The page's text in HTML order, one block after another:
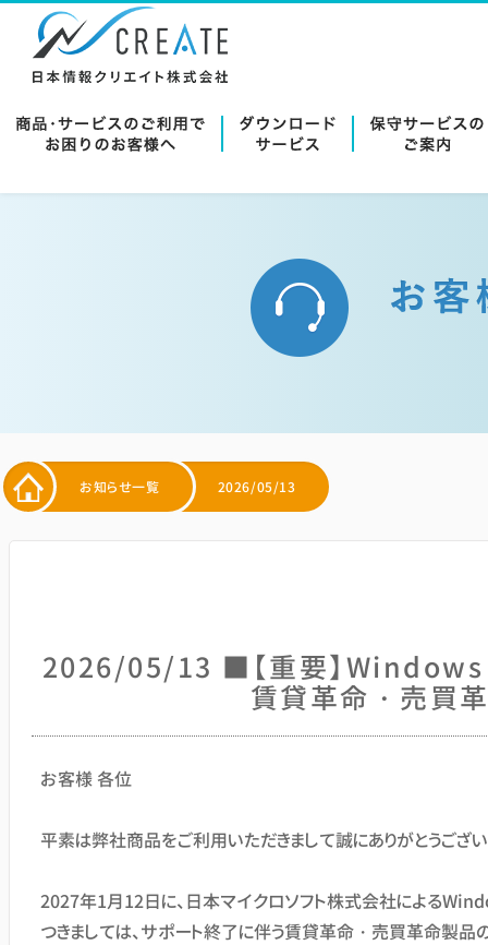
お知らせ一覧 2026/05/13
2026/05/13 ■【重要】Windows
賃貸革命・売買革命製
お客様 各位
平素は弊社商品をご利用いただきまして誠にありがとうござい
2027年1月12日に、日本マイクロソフト株式会社による
つきましては、サポート終了に伴う賃貸革命・売買革命製品